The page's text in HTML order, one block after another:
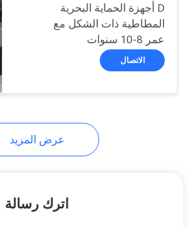
د مصدات
مصدات
D أجهزة الحماية البحرية
المطاطية ذات الشكل مع
عمر 8-10 سنوات
الاتصال
عرض المزيد
اترك رسالة